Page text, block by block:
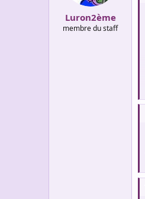
Luron2ème
membre du staff